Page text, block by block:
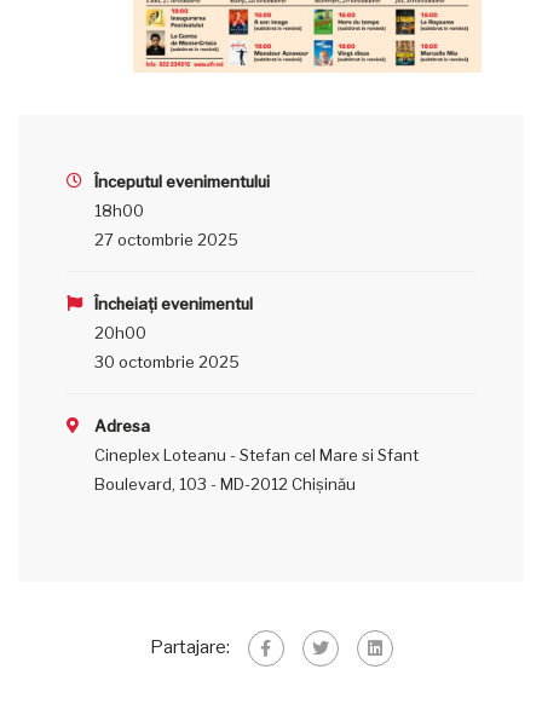
Începutul evenimentului
18h00
27 octombrie 2025
Încheiați evenimentul
20h00
30 octombrie 2025
Adresa
Cineplex Loteanu - Stefan cel Mare si Sfant
Boulevard, 103 - MD-2012 Chișinău
Partajare: